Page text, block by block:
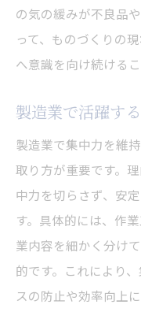
の気の緩みが不良品
って、ものづくりの
へ意識を向け続ける
製造業で活躍す
製造業で集中力を維
取り方が重要です。
中力を切らさず、安
す。具体的には、作
業内容を細かく分け
的です。これにより
スの防止や効率向上